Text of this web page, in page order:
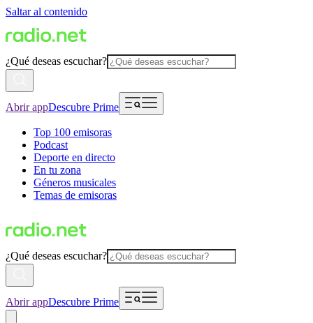
Saltar al contenido
¿Qué deseas escuchar?
Abrir appDescubre Prime
Top 100 emisoras
Podcast
Deporte en directo
En tu zona
Géneros musicales
Temas de emisoras
¿Qué deseas escuchar?
Abrir appDescubre Prime